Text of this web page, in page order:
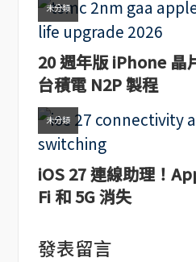
未分類
20 週年版 iPhone 晶
台積電 N2P 製程
未分類
iOS 27 連線助理！
Fi 和 5G 消失
發表留言